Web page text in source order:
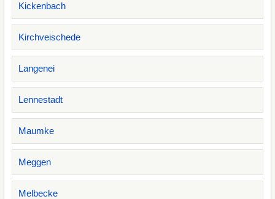
Kickenbach
Kirchveischede
Langenei
Lennestadt
Maumke
Meggen
Melbecke